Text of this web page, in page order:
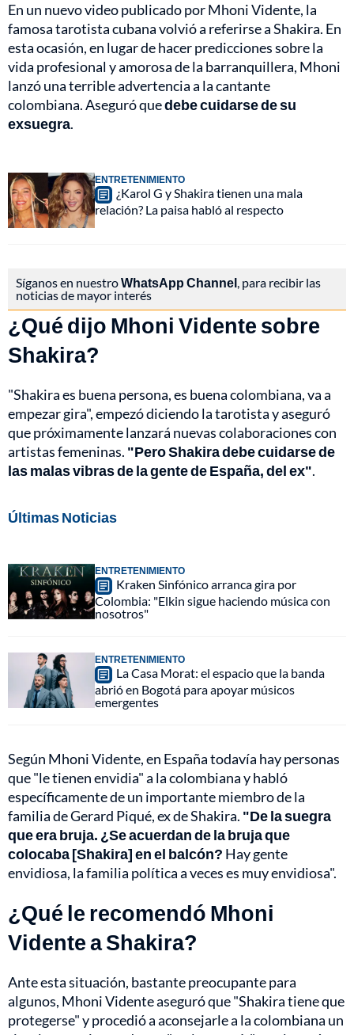
En un nuevo video publicado por Mhoni Vidente, la
famosa tarotista cubana volvió a referirse a Shakira. En
esta ocasión, en lugar de hacer predicciones sobre la
vida profesional y amorosa de la barranquillera, Mhoni
lanzó una terrible advertencia a la cantante
colombiana. Aseguró quedebe cuidarse de su
exsuegra.
ENTRETENIMIENTO
¿Karol G y Shakira tienen una mala
relación? La paisa habló al respecto
Síganos en nuestroWhatsApp Channel, para recibir las
noticias de mayor interés
¿Qué dijo Mhoni Vidente sobre
Shakira?
"Shakira es buena persona, es buena colombiana, va a
empezar gira", empezó diciendo la tarotista y aseguró
que próximamente lanzará nuevas colaboraciones con
artistas femeninas. "Pero Shakira debe cuidarse de
las malas vibras de la gente de España, del ex".
Últimas Noticias
ENTRETENIMIENTO
Kraken Sinfónico arranca gira por
Colombia: "Elkin sigue haciendo música con
nosotros"
ENTRETENIMIENTO
La Casa Morat: el espacio que la banda
abrió en Bogotá para apoyar músicos
emergentes
Según Mhoni Vidente, en España todavía hay personas
que "le tienen envidia" a la colombiana y habló
específicamente de un importante miembro de la
familia de Gerard Piqué, ex de Shakira. "De la suegra
que era bruja. ¿Se acuerdan de la bruja que
colocaba [Shakira] en el balcón? Hay gente
envidiosa, la familia política a veces es muy envidiosa".
¿Qué le recomendó Mhoni
Vidente a Shakira?
Ante esta situación, bastante preocupante para
algunos, Mhoni Vidente aseguró que "Shakira tiene que
protegerse" y procedió a aconsejarle a la colombiana un